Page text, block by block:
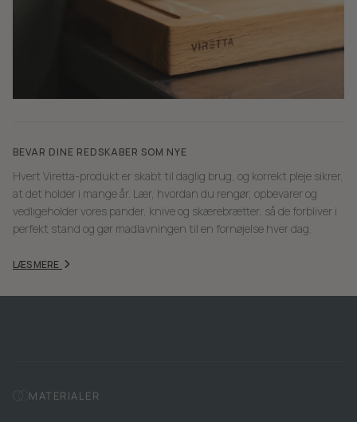
BEVAR DINE REDSKABER SOM NYE
Hvert Viretta-produkt er skabt til daglig brug, og korrekt pleje sikrer,
at det holder i mange år. Lær, hvordan du rengør, opbevarer og
vedligeholder vores pander, knive og skærebrætter, så de forbliver i
perfekt stand og gør madlavningen til en fornøjelse hver dag.
LÆS MERE
MATERIALER